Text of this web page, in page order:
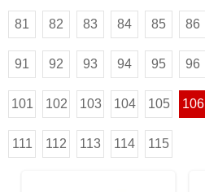
81 82 83 84 85 86
91 92 93 94 95 96
101 102 103 104 105 106
111 112 113 114 115